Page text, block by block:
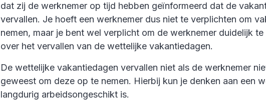
dat zij de werknemer op tijd hebben geïnformeerd dat de
vervallen. Je hoeft een werknemer dus niet te verplichten om
nemen, maar je bent wel verplicht om de werknemer duidelijk te
over het vervallen van de wettelijke vakantiedagen.
De wettelijke vakantiedagen vervallen niet als de werknemer
geweest om deze op te nemen. Hierbij kun je denken aan een
langdurig arbeidsongeschikt is.